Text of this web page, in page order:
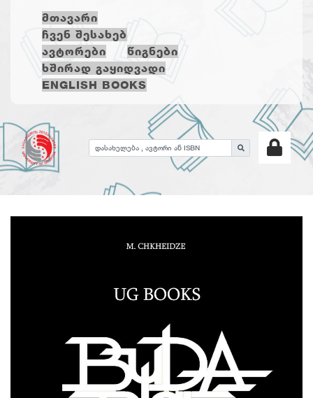
ᲛᲗᲐᲕᲐᲠᲘ
ᲩᲕᲔᲜ ᲨᲔᲡᲐᲮᲔᲑ
ᲐᲕᲢᲝᲠᲔᲑᲘ
ᲬᲘᲒᲜᲔᲑᲘ
ᲮᲨᲘᲠᲐᲓ ᲒᲐᲧᲘᲓᲕᲐᲓᲘ
ENGLISH BOOKS